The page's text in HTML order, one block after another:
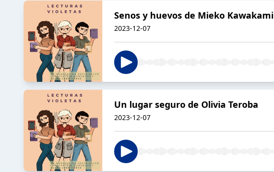
Senos y huevos de Mieko Kawakami
2023-12-07
Un lugar seguro de Olivia Teroba
2023-12-07